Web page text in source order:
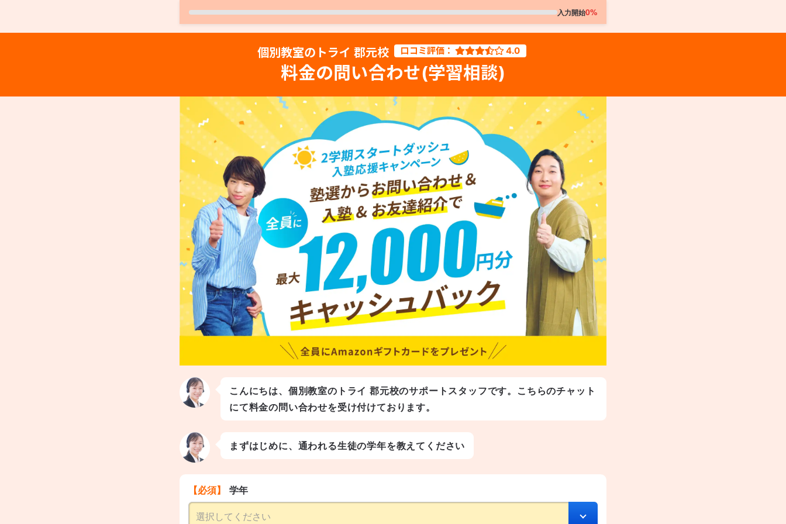
入力開始0%
個別教室のトライ 郡元校 口コミ評価： 4.0
料金の問い合わせ(学習相談)
こんにちは、個別教室のトライ 郡元校のサポートスタッフです。こちらのチャット
にて料金の問い合わせを受け付けております。
まずはじめに、通われる生徒の学年を教えてください
【必須】 学年